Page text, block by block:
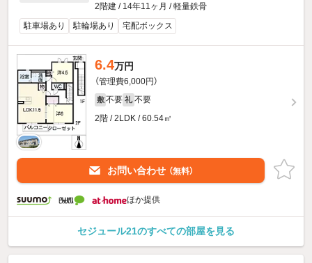
2階建 / 14年11ヶ月 / 軽量鉄骨
駐車場あり
駐輪場あり 宅配ボックス
6.4万円
（管理費6,000円）
敷 不要 礼 不要
2階 / 2LDK / 60.54㎡
お問い合わせ （無料）
ほか提供
セジュール21のすべての部屋を見る